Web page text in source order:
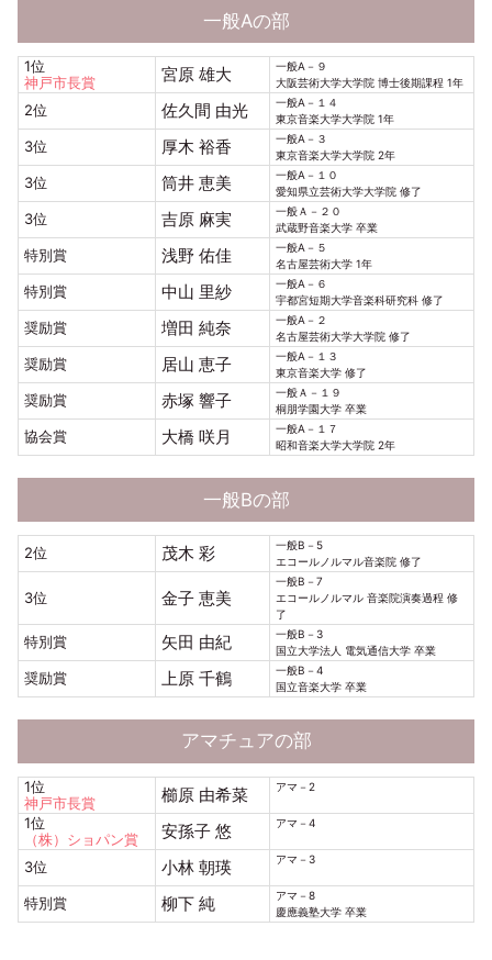
一般Aの部
1位
神戸市長賞
宮原 雄大
一般A－９
大阪芸術大学大学院 博士後期課程 1年
2位 佐久間 由光
一般A－１４
東京音楽大学大学院 1年
3位 厚木 裕香
一般A－３
東京音楽大学大学院 2年
3位 筒井 恵美
一般A－１０
愛知県立芸術大学大学院 修了
3位 吉原 麻実
一般Ａ－２０
武蔵野音楽大学 卒業
特別賞 浅野 佑佳
一般A－５
名古屋芸術大学 1年
特別賞 中山 里紗
一般A－６
宇都宮短期大学音楽科研究科 修了
奨励賞 増田 純奈
一般A－２
名古屋芸術大学大学院 修了
奨励賞 居山 恵子
一般A－１３
東京音楽大学 修了
奨励賞 赤塚 響子
一般Ａ－１９
桐朋学園大学 卒業
協会賞 大橋 咲月
一般A－１７
昭和音楽大学大学院 2年
一般Bの部
2位 茂木 彩
一般B－5
エコールノルマル音楽院 修了
3位 金子 恵美
一般B－7
エコールノルマル 音楽院演奏過程 修
了
特別賞 矢田 由紀
一般B－3
国立大学法人 電気通信大学 卒業
奨励賞 上原 千鶴
一般B－4
国立音楽大学 卒業
アマチュアの部
1位
神戸市長賞
櫛原 由希菜 アマ－2
1位
（株）ショパン賞
安孫子 悠 アマ－4
3位 小林 朝瑛 アマ－3
特別賞 柳下 純
アマ－8
慶應義塾大学 卒業